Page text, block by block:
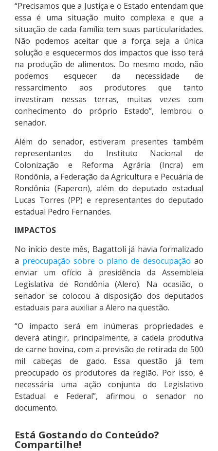
“Precisamos que a Justiça e o Estado entendam que
essa é uma situação muito complexa e que a
situação de cada família tem suas particularidades.
Não podemos aceitar que a força seja a única
solução e esquecermos dos impactos que isso terá
na produção de alimentos. Do mesmo modo, não
podemos esquecer da necessidade de
ressarcimento aos produtores que tanto
investiram nessas terras, muitas vezes com
conhecimento do próprio Estado”, lembrou o
senador.
Além do senador, estiveram presentes também
representantes do Instituto Nacional de
Colonização e Reforma Agrária (Incra) em
Rondônia, a Federação da Agricultura e Pecuária de
Rondônia (Faperon), além do deputado estadual
Lucas Torres (PP) e representantes do deputado
estadual Pedro Fernandes.
IMPACTOS
No início deste mês, Bagattoli já havia formalizado
a preocupação sobre o plano de desocupação ao
enviar um ofício à presidência da Assembleia
Legislativa de Rondônia (Alero). Na ocasião, o
senador se colocou à disposição dos deputados
estaduais para auxiliar a Alero na questão.
“O impacto será em inúmeras propriedades e
deverá atingir, principalmente, a cadeia produtiva
de carne bovina, com a previsão de retirada de 500
mil cabeças de gado. Essa questão já tem
preocupado os produtores da região. Por isso, é
necessária uma ação conjunta do Legislativo
Estadual e Federal”, afirmou o senador no
documento.
Está Gostando do Conteúdo?
Compartilhe!